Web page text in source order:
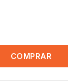
COMPRAR